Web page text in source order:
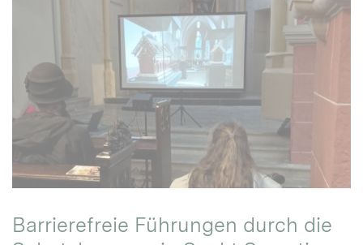
Barrierefreie Führungen durch die